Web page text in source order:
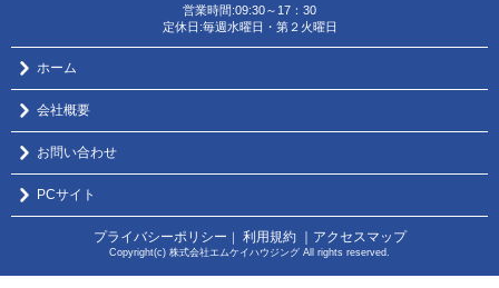
営業時間:09:30～17：30
定休日:毎週水曜日・第２火曜日
ホーム
会社概要
お問い合わせ
PCサイト
プライバシーポリシー ｜ 利用規約 ｜アクセスマップ
Copyright(c) 株式会社エムケイハウジング All rights reserved.